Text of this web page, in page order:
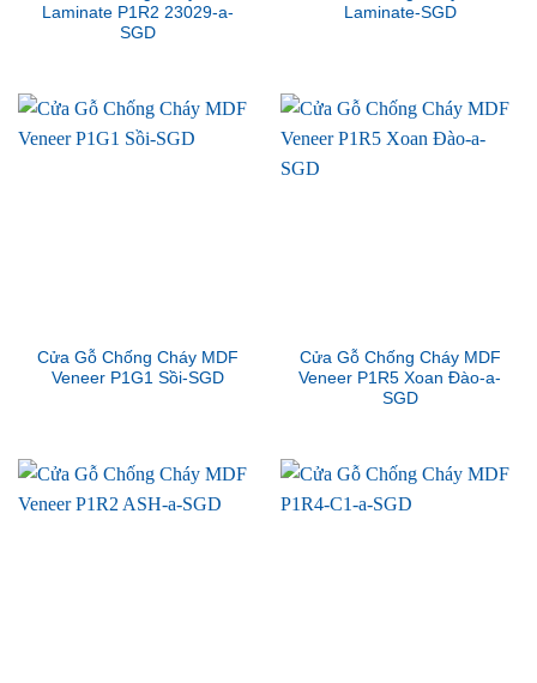
Laminate P1R2 23029-a-
SGD
Laminate-SGD
Cửa Gỗ Chống Cháy MDF
Veneer P1G1 Sồi-SGD
Cửa Gỗ Chống Cháy MDF
Veneer P1R5 Xoan Đào-a-
SGD